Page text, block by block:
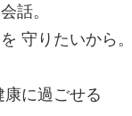
話。
を 守りたいから
に過ごせる